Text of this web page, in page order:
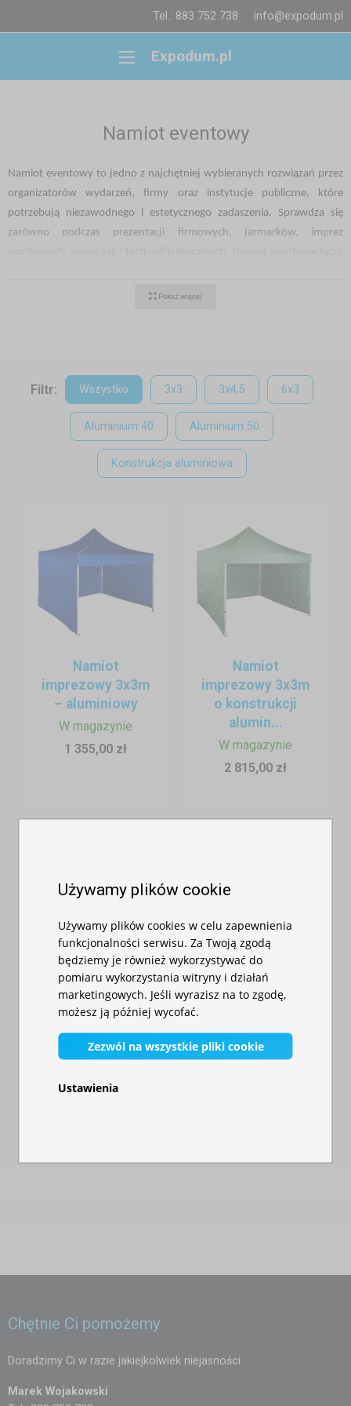
Tel.: 883 752 738 info@expodum.pl
Expodum.pl
Namiot eventowy
Namiot eventowy to jedno z najchętniej wybieranych rozwiązań przez
organizatorów wydarzeń, firmy oraz instytucje publiczne, które
potrzebują niezawodnego i estetycznego zadaszenia. Sprawdza się
zarówno podczas prezentacji firmowych, jarmarków, imprez
Aluminiowe namioty eventowe
żywotności. Są idealne do częstego montażu i demontażu – dokładnie
tego, czego potrzebują organizatorzy eventów.
Profesjonalne namioty o konstrukcji sześciokątnej
Jeśli szukasz wyjątkowo stabilnego rozwiązania do intensywnego i
bezpiecznie znosi wiatr, deszcz oraz częstą eksploatację.
Sześciokątne nogi są charakterystyczne dla modeli premium –
używanych podczas wydarzeń firmowych, targów i kampanii
promocyjnych. Ich solidność doceniają również firmy cateringowe oraz
samorządy organizujące imprezy plenerowe.
Nieodłącznym elementem namiotu eventowego jest praktyczne
wyposażenie, które zapewnia komfort zarówno obsłudze, jak i
uczestnikom wydarzenia. Składane stoły i ławki to lekkie, łatwe w
transporcie i szybkie w rozkładaniu dodatki, które pozwalają
efektywnie wykorzystać przestrzeń – jako strefę siedzącą, cateringową,
Pokaż więcej
Filtr: Wszystko 3x3 3x4,5 6x3
Aluminium 40 Aluminium 50
Konstrukcja aluminiowa
Namiot
imprezowy 3x3m
– aluminiowy
W magazynie
1 355,00 zł
Namiot
imprezowy 3x3m
o konstrukcji
alumin...
W magazynie
2 815,00 zł
Namiot
imprezowy 3x6m
alumin...
4 075,00 zł
Namiot
imprezowy
aluminiow...
Chętnie Ci pomożemy
Doradzimy Ci w razie jakiejkolwiek niejasności:
Marek Wojakowski
Używamy plików cookie
Używamy plików cookies w celu zapewnienia
funkcjonalności serwisu. Za Twoją zgodą
będziemy je również wykorzystywać do
pomiaru wykorzystania witryny i działań
marketingowych. Jeśli wyrazisz na to zgodę,
możesz ją później wycofać.
Zezwól na wszystkie pliki cookie
Ustawienia